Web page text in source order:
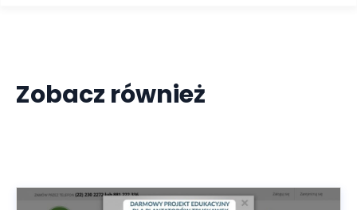
Zobacz również